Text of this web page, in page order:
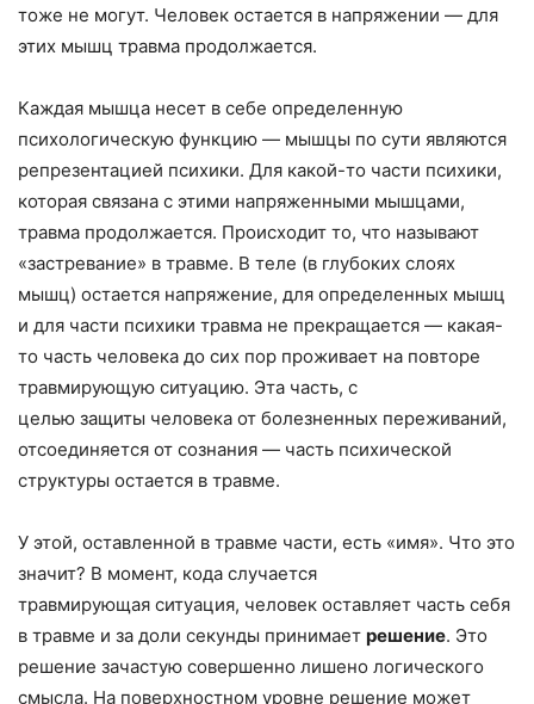
тоже не могут. Человек остается в напряжении — для
этих мышц травма продолжается.
Каждая мышца несет в себе определенную
психологическую функцию — мышцы по сути являются
репрезентацией психики. Для какой-то части психики,
которая связана с этими напряженными мышцами,
травма продолжается. Происходит то, что называют
«застревание» в травме. В теле (в глубоких слоях
мышц) остается напряжение, для определенных мышц
и для части психики травма не прекращается — какая-
то часть человека до сих пор проживает на повторе
травмирующую ситуацию. Эта часть, с
целью защиты человека от болезненных переживаний,
отсоединяется от сознания — часть психической
структуры остается в травме.
У этой, оставленной в травме части, есть «имя». Что это
значит? В момент, кода случается
травмирующая ситуация, человек оставляет часть себя
в травме и за доли секунды принимает решение. Это
решение зачастую совершенно лишено логического
смысла. На поверхностном уровне решение может